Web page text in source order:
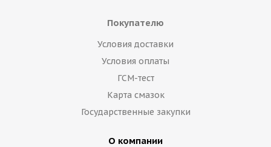
Покупателю
Условия доставки
Условия оплаты
ГСМ-тест
Карта смазок
Государственные закупки
О компании